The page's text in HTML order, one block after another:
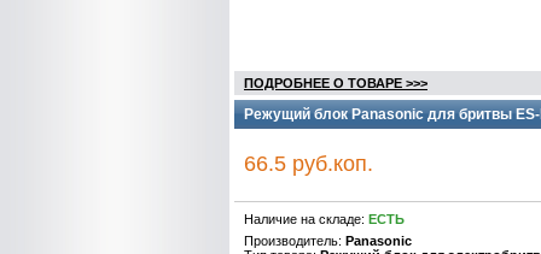
ПОДРОБНЕЕ О ТОВАРЕ >>>
Режущий блок Panasonic для бритвы
66.5 руб.коп.
Наличие на складе: ЕСТЬ
Производитель: Panasonic